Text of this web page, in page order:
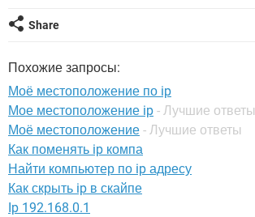
Share
Похожие запросы:
Моё местоположение по ip
Мое местоположение ip - Лучшие ответы
Моё местоположение - Лучшие ответы
Как поменять ip компа
Найти компьютер по ip адресу
Как скрыть ip в скайпе
Ip 192.168.0.1